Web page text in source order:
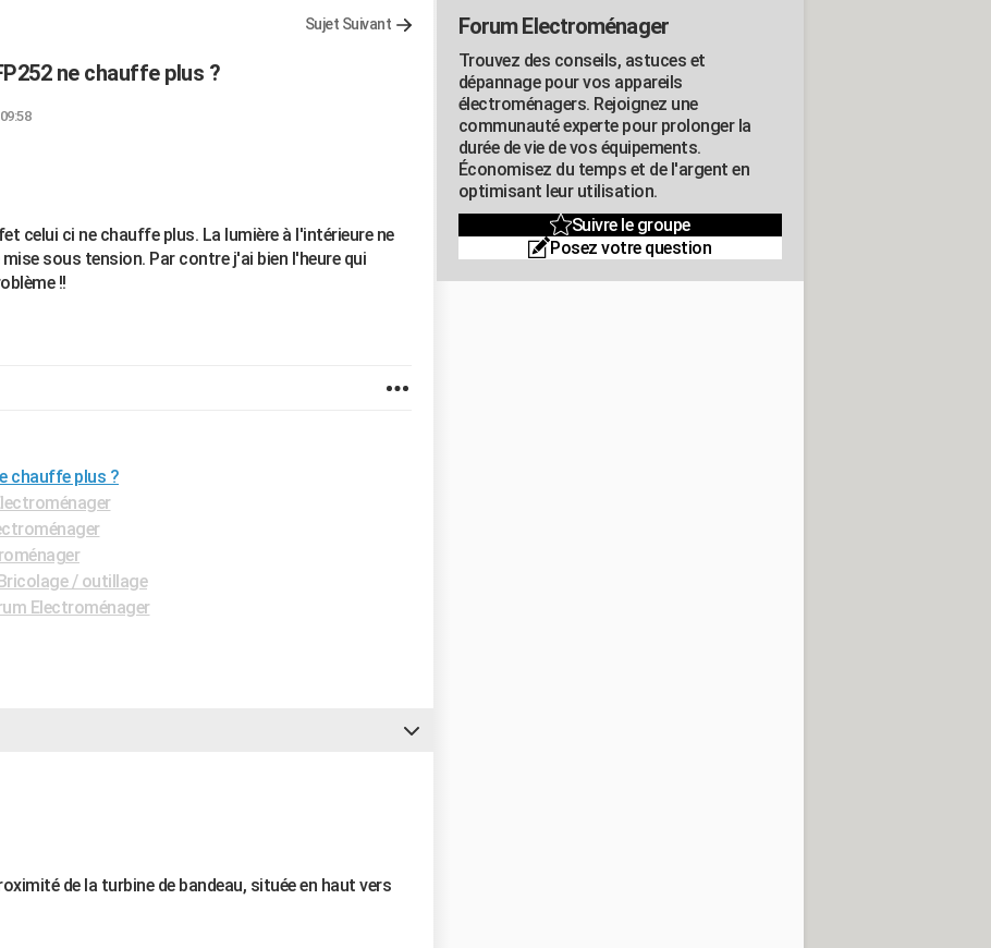
Sujet Suivant
ne chauffe plus ?
celui ci ne chauffe plus. La lumière à l'intérieure ne
sous tension. Par contre j'ai bien l'heure qui
!!
chauffe plus ?
/ outillage
Electroménager
de la turbine de bandeau, située en haut vers
Forum Electroménager
Trouvez des conseils, astuces et
dépannage pour vos appareils
électroménagers. Rejoignez une
communauté experte pour prolonger la
durée de vie de vos équipements.
Économisez du temps et de l'argent en
optimisant leur utilisation.
Suivre le groupe
Posez votre question